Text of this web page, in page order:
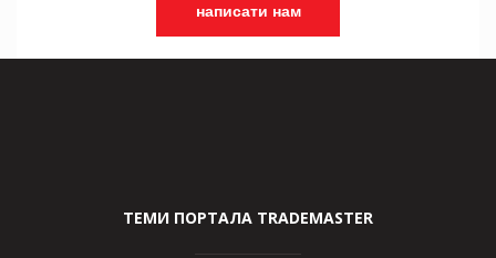
написати нам
ТЕМИ ПОРТАЛА TRADEMASTER